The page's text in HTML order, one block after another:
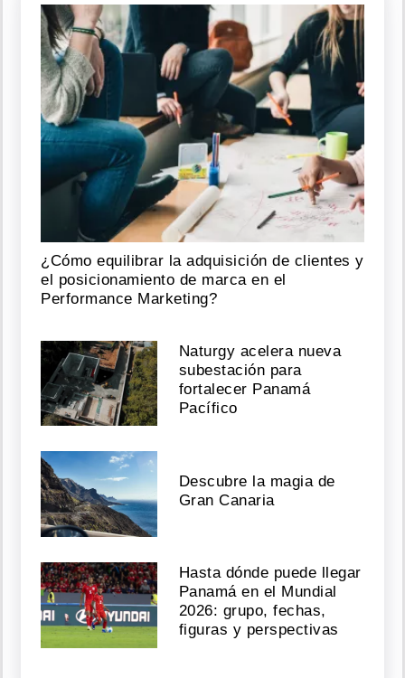
¿Cómo equilibrar la adquisición de clientes y
el posicionamiento de marca en el
Performance Marketing?
Naturgy acelera nueva
subestación para
fortalecer Panamá
Pacífico
Descubre la magia de
Gran Canaria
Hasta dónde puede llegar
Panamá en el Mundial
2026: grupo, fechas,
figuras y perspectivas